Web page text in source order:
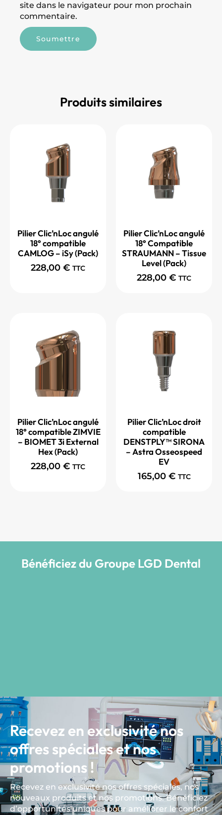
site dans le navigateur pour mon prochain
commentaire.
Produits similaires
Pilier Clic’nLoc angulé
18° compatible
CAMLOG – iSy (Pack)
228,00 € TTC
Pilier Clic’nLoc angulé
18° Compatible
STRAUMANN – Tissue
Level (Pack)
228,00 € TTC
Pilier Clic’nLoc angulé
18° compatible ZIMVIE
– BIOMET 3i External
Hex (Pack)
228,00 € TTC
Pilier Clic’nLoc droit
compatible
DENSTPLY™ SIRONA
– Astra Osseospeed
EV
165,00 € TTC
Bénéficiez du Groupe LGD Dental
Recevez en exclusivité nos
offres spéciales et nos
promotions !
Recevez en exclusivité nos offres spéciales, nos
nouveaux produits et nos promotions. Bénéficiez
d’opportunités uniques pour améliorer le confort